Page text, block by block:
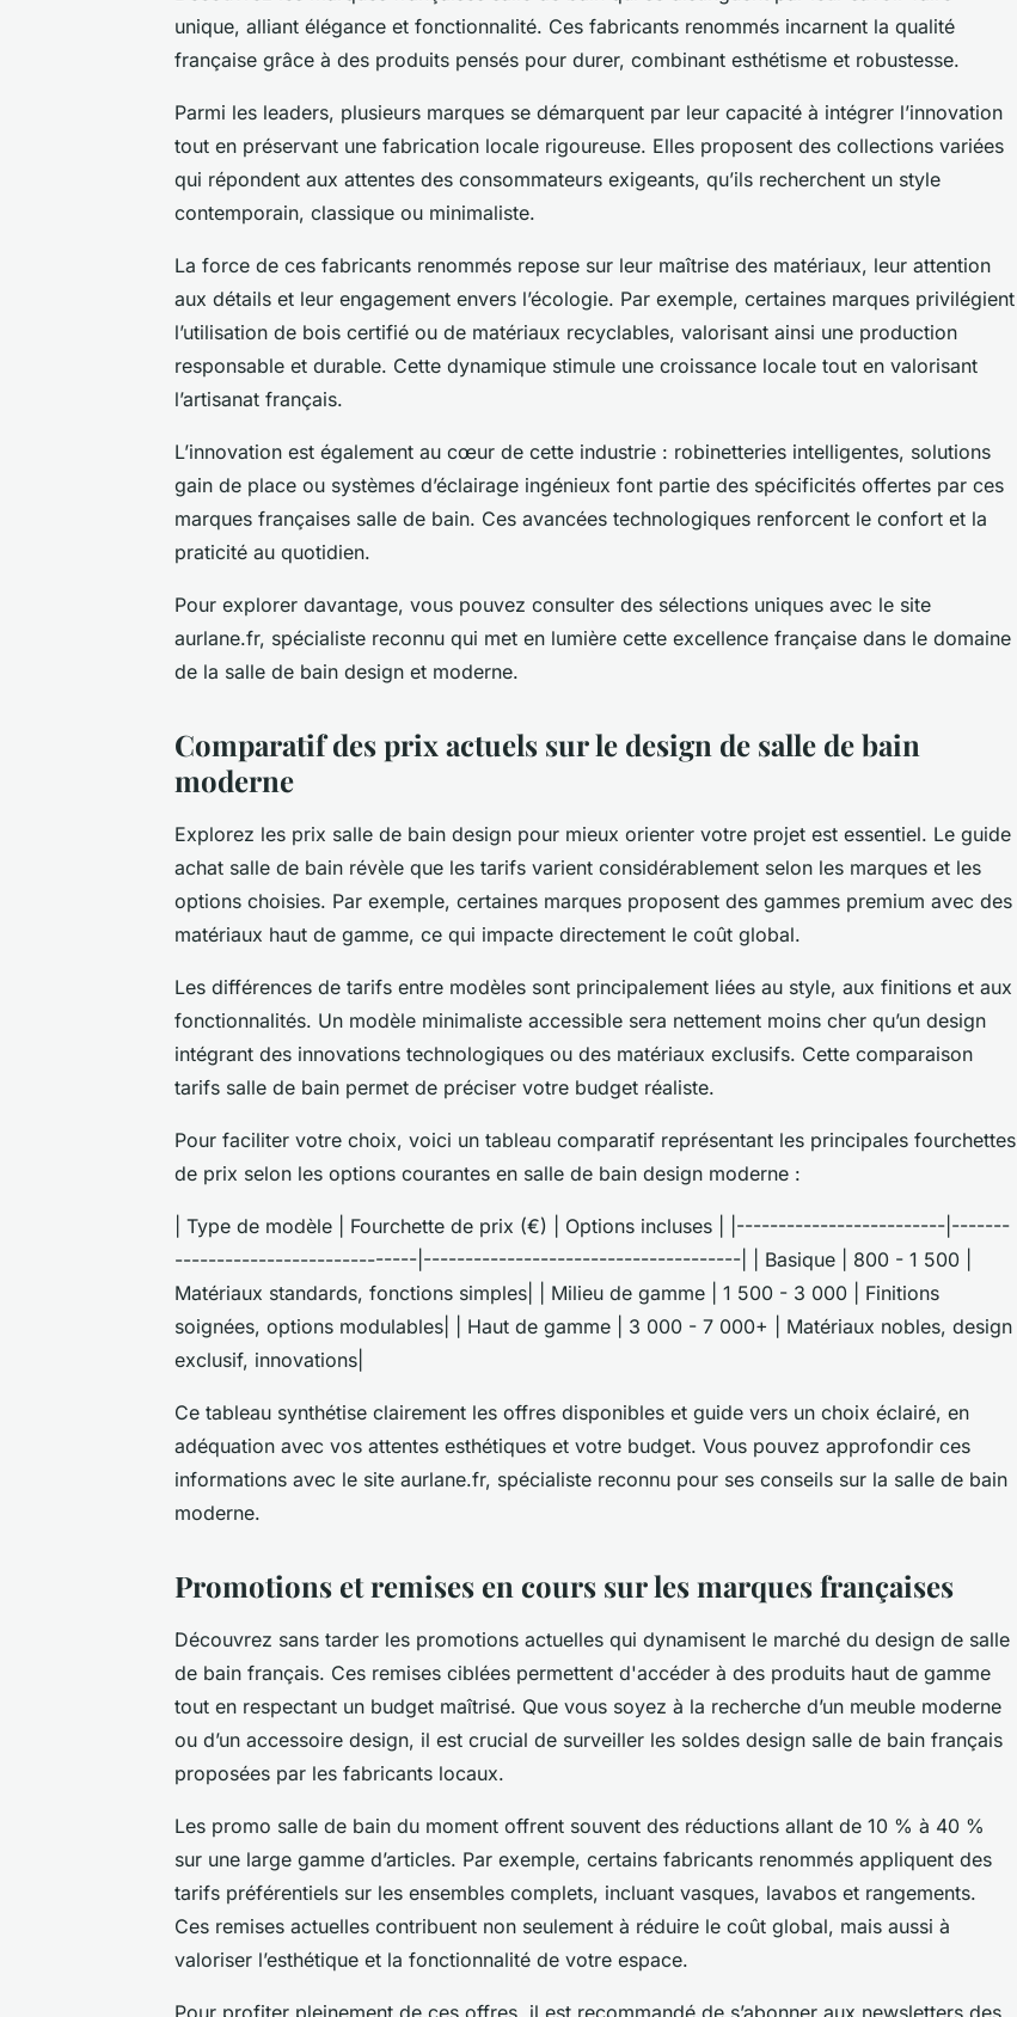
unique, alliant élégance et fonctionnalité. Ces fabricants renommés incarnent la qualité
française grâce à des produits pensés pour durer, combinant esthétisme et robustesse.
Parmi les leaders, plusieurs marques se démarquent par leur capacité à intégrer l’innovation
tout en préservant une fabrication locale rigoureuse. Elles proposent des collections variées
qui répondent aux attentes des consommateurs exigeants, qu’ils recherchent un style
contemporain, classique ou minimaliste.
La force de ces fabricants renommés repose sur leur maîtrise des matériaux, leur attention
aux détails et leur engagement envers l’écologie. Par exemple, certaines marques privilégient
l’utilisation de bois certifié ou de matériaux recyclables, valorisant ainsi une production
responsable et durable. Cette dynamique stimule une croissance locale tout en valorisant
l’artisanat français.
L’innovation est également au cœur de cette industrie : robinetteries intelligentes, solutions
gain de place ou systèmes d’éclairage ingénieux font partie des spécificités offertes par ces
marques françaises salle de bain. Ces avancées technologiques renforcent le confort et la
praticité au quotidien.
Pour explorer davantage, vous pouvez consulter des sélections uniques avec le site
aurlane.fr, spécialiste reconnu qui met en lumière cette excellence française dans le domaine
de la salle de bain design et moderne.
Comparatif des prix actuels sur le design de salle de bain
moderne
Explorez les prix salle de bain design pour mieux orienter votre projet est essentiel. Le guide
achat salle de bain révèle que les tarifs varient considérablement selon les marques et les
options choisies. Par exemple, certaines marques proposent des gammes premium avec des
matériaux haut de gamme, ce qui impacte directement le coût global.
Les différences de tarifs entre modèles sont principalement liées au style, aux finitions et aux
fonctionnalités. Un modèle minimaliste accessible sera nettement moins cher qu’un design
intégrant des innovations technologiques ou des matériaux exclusifs. Cette comparaison
tarifs salle de bain permet de préciser votre budget réaliste.
Pour faciliter votre choix, voici un tableau comparatif représentant les principales fourchettes
de prix selon les options courantes en salle de bain design moderne :
| Type de modèle | Fourchette de prix (€) | Options incluses | |-------------------------|-------
-----------------------------|--------------------------------------| | Basique | 800 - 1 500 |
Matériaux standards, fonctions simples| | Milieu de gamme | 1 500 - 3 000 | Finitions
soignées, options modulables| | Haut de gamme | 3 000 - 7 000+ | Matériaux nobles, design
exclusif, innovations|
Ce tableau synthétise clairement les offres disponibles et guide vers un choix éclairé, en
adéquation avec vos attentes esthétiques et votre budget. Vous pouvez approfondir ces
informations avec le site aurlane.fr, spécialiste reconnu pour ses conseils sur la salle de bain
moderne.
Promotions et remises en cours sur les marques françaises
Découvrez sans tarder les promotions actuelles qui dynamisent le marché du design de salle
de bain français. Ces remises ciblées permettent d'accéder à des produits haut de gamme
tout en respectant un budget maîtrisé. Que vous soyez à la recherche d’un meuble moderne
ou d’un accessoire design, il est crucial de surveiller les soldes design salle de bain français
proposées par les fabricants locaux.
Les promo salle de bain du moment offrent souvent des réductions allant de 10 % à 40 %
sur une large gamme d’articles. Par exemple, certains fabricants renommés appliquent des
tarifs préférentiels sur les ensembles complets, incluant vasques, lavabos et rangements.
Ces remises actuelles contribuent non seulement à réduire le coût global, mais aussi à
valoriser l’esthétique et la fonctionnalité de votre espace.
Pour profiter pleinement de ces offres, il est recommandé de s’abonner aux newsletters des